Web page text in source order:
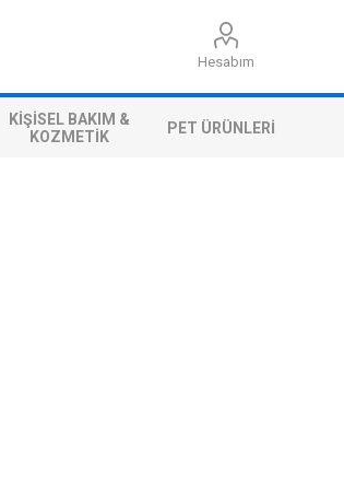
Hesabım
KIŞISEL BAKIM &
KOZMETIK
PET ÜRÜNLERI